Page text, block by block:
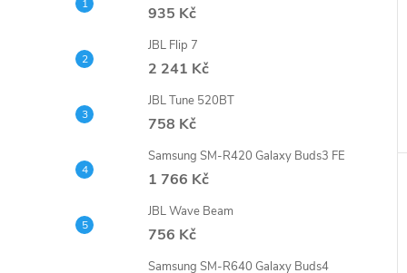
935 Kč
JBL Flip 7
2 241 Kč
JBL Tune 520BT
758 Kč
Samsung SM-R420 Galaxy Buds3 FE
1 766 Kč
JBL Wave Beam
756 Kč
Samsung SM-R640 Galaxy Buds4